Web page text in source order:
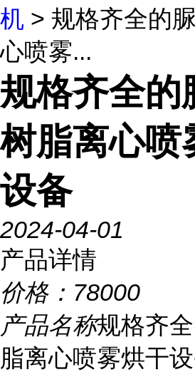
机 > 规格齐全的
心喷雾...
规格齐全的
树脂离心喷
设备
2024-04-01
产品详情
价格： 78000
产品名称规格齐
脂离心喷雾烘干